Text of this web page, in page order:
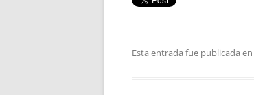
Esta entrada fue publicada en